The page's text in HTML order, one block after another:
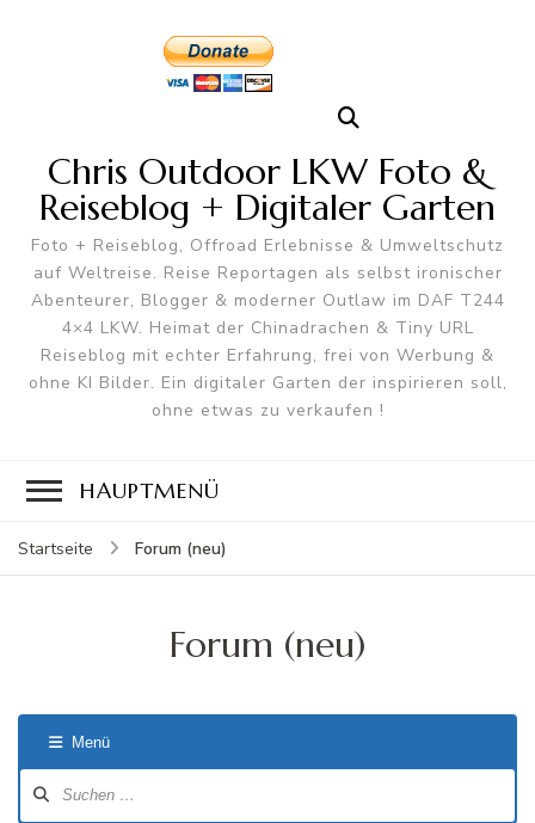
Chris Outdoor LKW Foto &
Reiseblog + Digitaler Garten
Foto + Reiseblog, Offroad Erlebnisse & Umweltschutz
auf Weltreise. Reise Reportagen als selbst ironischer
Abenteurer, Blogger & moderner Outlaw im DAF T244
4×4 LKW. Heimat der Chinadrachen & Tiny URL
Reiseblog mit echter Erfahrung, frei von Werbung &
ohne KI Bilder. Ein digitaler Garten der inspirieren soll,
ohne etwas zu verkaufen !
HAUPTMENÜ
Startseite Forum (neu)
Forum (neu)
Menü
Navigation